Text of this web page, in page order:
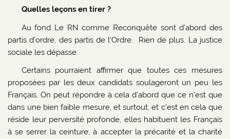
Quelles leçons en tirer ?
Au fond Le RN comme Reconquête sont d’abord des
partis d’ordre, des partis de l’Ordre. Rien de plus. La justice
sociale les dépasse.
Certains pourraient affirmer que toutes ces mesures
proposées par les deux candidats soulageront un peu les
Français. On peut répondre à cela d’abord que ce n’est que
dans une bien faible mesure, et surtout, et c’est en cela que
réside leur perversité profonde, elles habituent les Français
à se serrer la ceinture, à accepter la précarité et la charité